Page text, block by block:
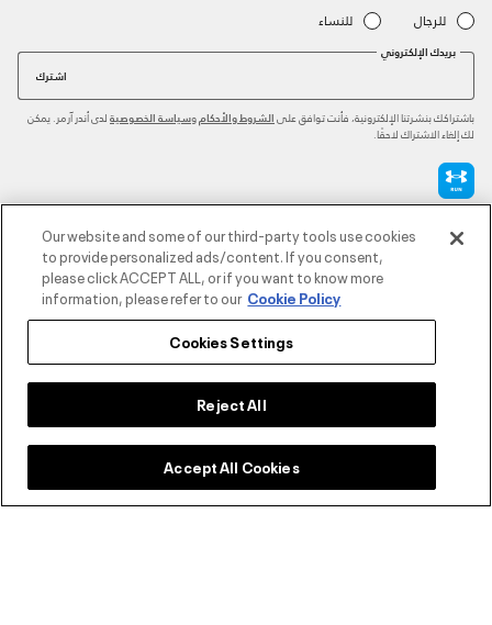
للرجال للنساء
بريدك الإلكتروني
اشترك
باشتراكك بنشرتنا الإلكترونية، فأنت توافق على الشروط والأحكام وسياسة الخصوصية لدى أندر آرمر. يمكن
لك إلغاء الاشتراك لاحقًا.
طرق الدفع المعتمدةOur website and some of our third-party tools use cookies
to provide personalized ads/content. If you consent,
please click ACCEPT ALL, or if you want to know more
information, please refer to our Cookie Policy
Cookies Settings
Reject All
Accept All Cookies